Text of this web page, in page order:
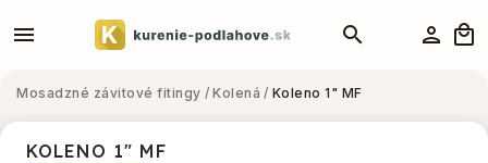
Mosadzné závitové fitingy / Kolená / Koleno 1" MF
KOLENO 1" MF